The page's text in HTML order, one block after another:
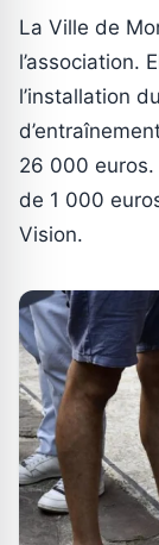
La Ville de
l’association.
l’installation
26 000
de 1 000
Vision.